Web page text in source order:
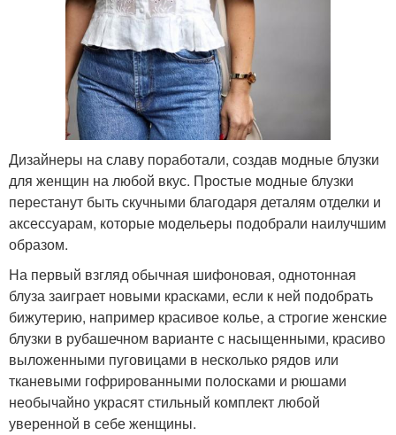
Дизайнеры на славу поработали, создав модные блузки
для женщин на любой вкус. Простые модные блузки
перестанут быть скучными благодаря деталям отделки и
аксессуарам, которые модельеры подобрали наилучшим
образом.
На первый взгляд обычная шифоновая, однотонная
блуза заиграет новыми красками, если к ней подобрать
бижутерию, например красивое колье, а строгие женские
блузки в рубашечном варианте с насыщенными, красиво
выложенными пуговицами в несколько рядов или
тканевыми гофрированными полосками и рюшами
необычайно украсят стильный комплект любой
уверенной в себе женщины.